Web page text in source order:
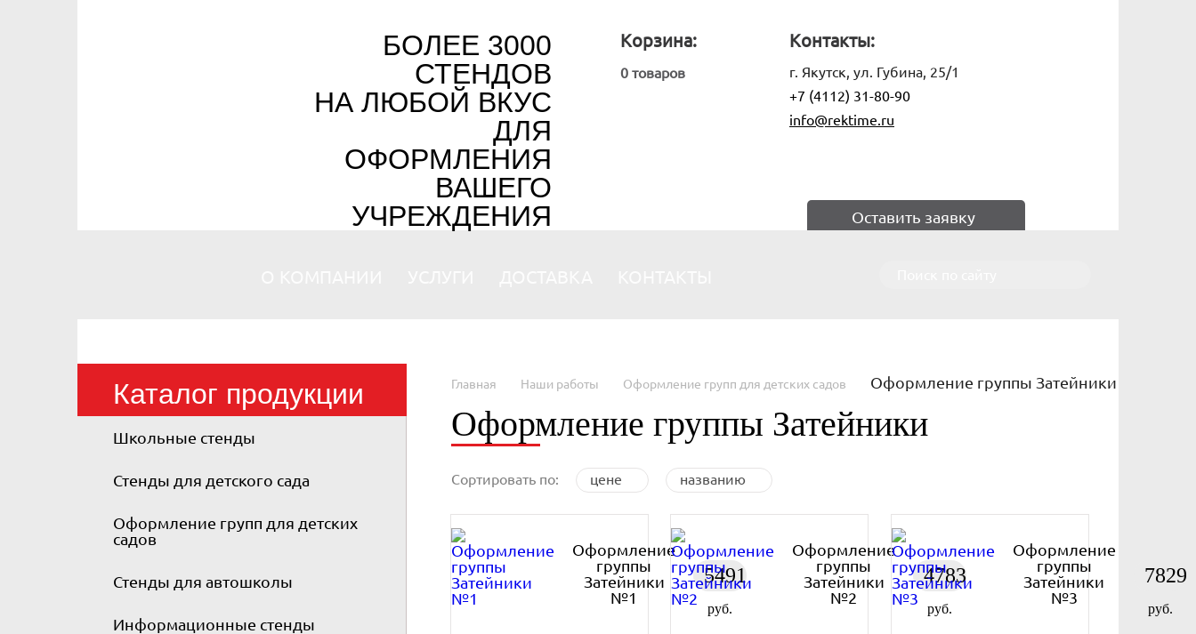
БОЛЕЕ 3000
СТЕНДОВ
НА ЛЮБОЙ ВКУС
ДЛЯ
ОФОРМЛЕНИЯ
ВАШЕГО
УЧРЕЖДЕНИЯ
Корзина:
0 товаров
Контакты:
г. Якутск, ул. Губина, 25/1
+7 (4112) 31-80-90
info@rektime.ru
Оставить заявку
Каталог продукции
Школьные стенды
Стенды для детского сада
Оформление групп для детских
садов
Стенды для автошколы
Информационные стенды
Главная Наши работы Оформление групп для детских садов Оформление группы Затейники
Оформление группы Затейники
Сортировать по: цене названию
Оформление
группы
Затейники
№1
5491
руб.
Оформление
группы
Затейники
№2
4783
руб.
Оформление
группы
Затейники
№3
7829
руб.